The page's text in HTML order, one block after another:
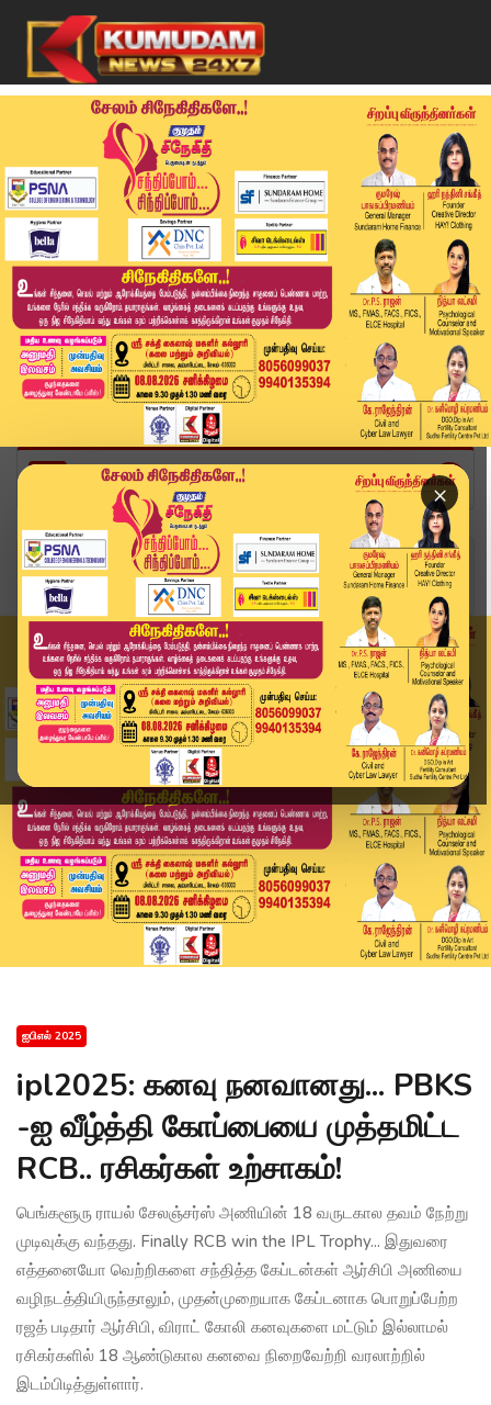
×
Home
ஐபிஎல் 2025
ipl2025: கனவு நனவானது... PBKS -ஐ வீழ்த்தி கோப்...
ஐபிஎல் 2025
ipl2025: கனவு நனவானது... PBKS
-ஐ வீழ்த்தி கோப்பையை முத்தமிட்ட
RCB.. ரசிகர்கள் உற்சாகம்!
பெங்களூரு ராயல் சேலஞ்சர்ஸ் அணியின் 18 வருடகால தவம் நேற்று
முடிவுக்கு வந்தது. Finally RCB win the IPL Trophy... இதுவரை
எத்தனையோ வெற்றிகளை சந்தித்த கேப்டன்கள் ஆர்சிபி அணியை
வழிநடத்தியிருந்தாலும், முதன்முறையாக கேப்டனாக பொறுப்பேற்ற
ரஜத் படிதார் ஆர்சிபி, விராட் கோலி கனவுகளை மட்டும் இல்லாமல்
ரசிகர்களில் 18 ஆண்டுகால கனவை நிறைவேற்றி வரலாற்றில்
இடம்பிடித்துள்ளார்.